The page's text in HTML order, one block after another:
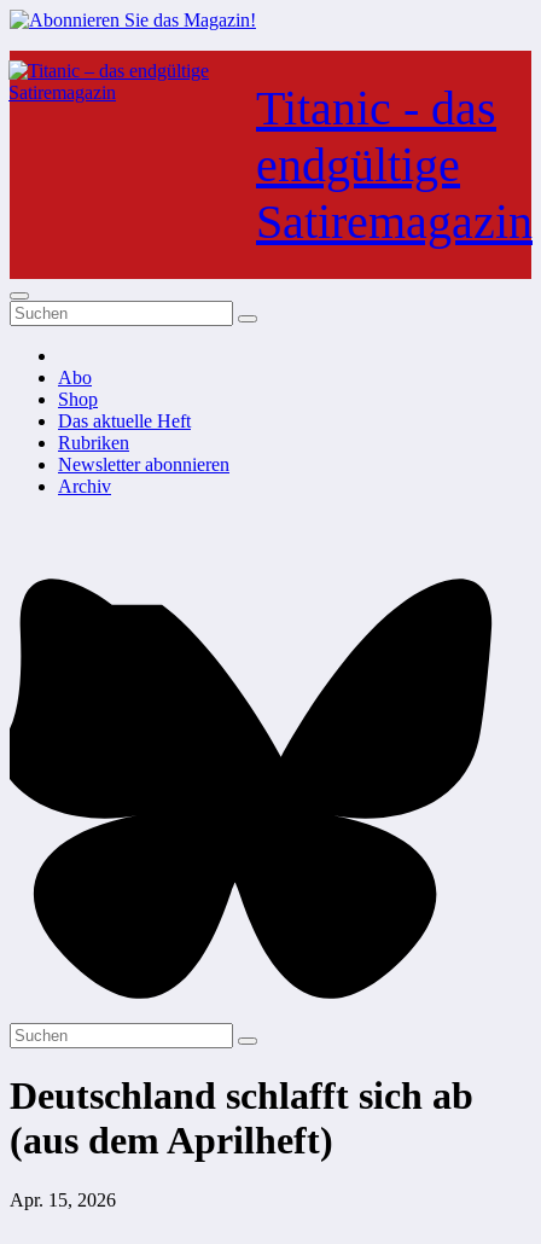
Zum
Inhalt
springen
Titanic - das
endgültige
Satiremagazin
Abo
Shop
Das aktuelle Heft
Rubriken
Newsletter abonnieren
Archiv
Deutschland schlafft sich ab
(aus dem Aprilheft)
Apr. 15, 2026